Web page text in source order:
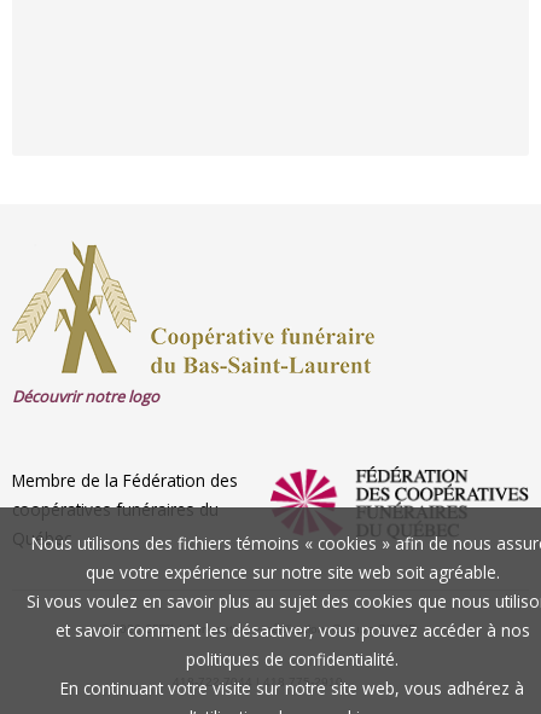
Nous utilisons des fichiers témoins « cookies » afin de nous
que votre expérience sur notre site web soit agréable.
Si vous voulez en savoir plus au sujet des cookies que nous
et savoir comment les désactiver, vous pouvez accéder à nos
politiques de confidentialité.
En continuant votre visite sur notre site web, vous adhérez à
Découvrir notre logo
Membre de la Fédération des
coopératives funéraires du
Québec
© 2026CFBSL| Conception et réalisation: Groupe SYGIF
418-722-7044 | 418 775-2910